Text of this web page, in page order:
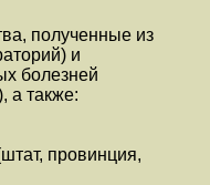
полученные из
и
болезней
а также:
провинция,